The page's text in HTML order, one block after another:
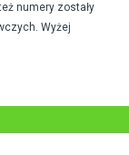
numery zostały
Wyżej